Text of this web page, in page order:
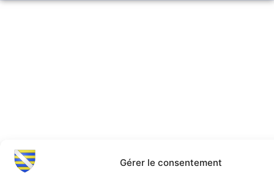
Gérer le consentement